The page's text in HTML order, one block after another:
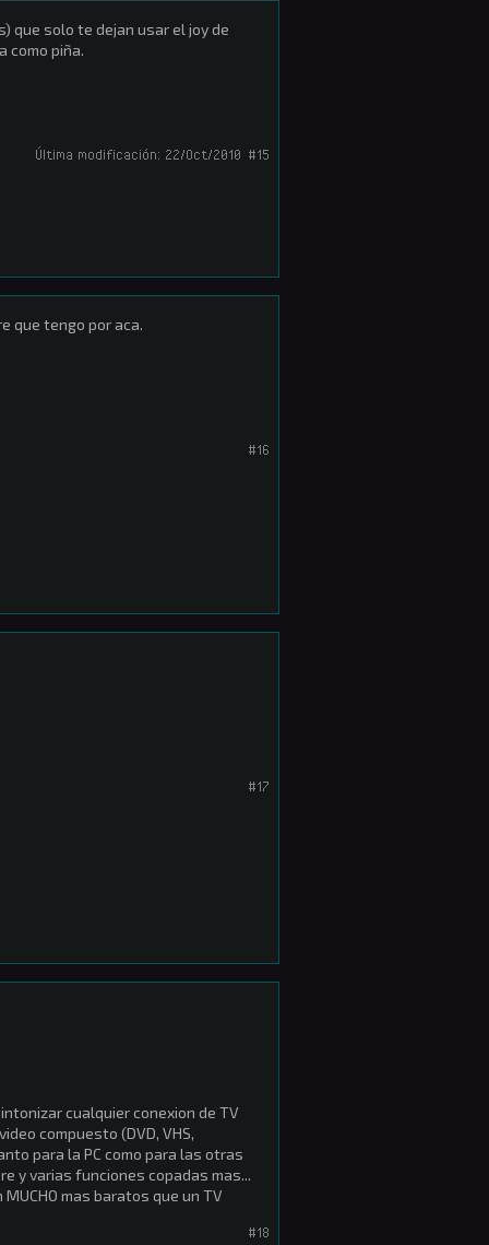
que solo te dejan usar el joy de
como piña.
#15
Última modificación: 22/Oct/2010
que tengo por aca.
#16
#17
cualquier conexion de TV
compuesto (DVD, VHS,
para la PC como para las otras
y varias funciones copadas mas...
mas baratos que un TV
#18